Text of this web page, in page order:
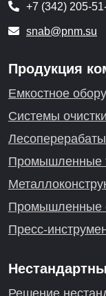
+7 (342) 205-
snab@pnm.su
Продукция
Емкостное
Системы
Промышленные
Промышленные
Пресс-